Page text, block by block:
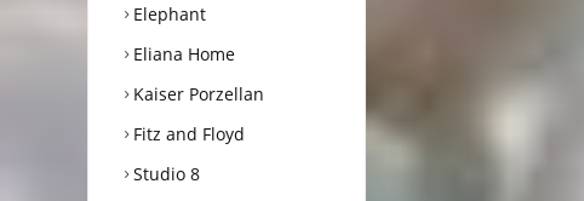
Elephant
Eliana Home
Kaiser Porzellan
Fitz and Floyd
Studio 8